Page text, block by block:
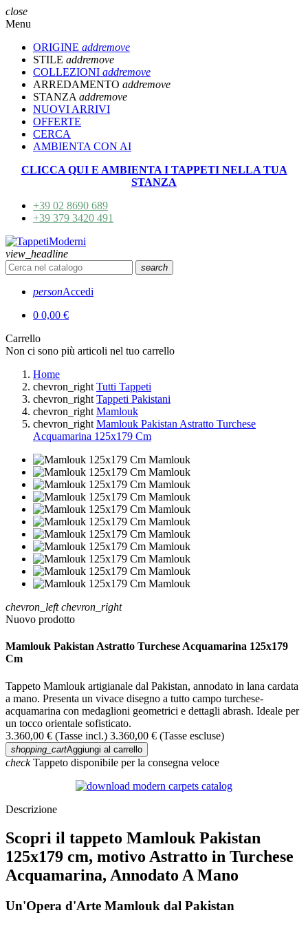
close
Menu
ORIGINE addremove
STILE addremove
COLLEZIONI addremove
ARREDAMENTO addremove
STANZA addremove
NUOVI ARRIVI
OFFERTE
CERCA
AMBIENTA CON AI
CLICCA QUI E AMBIENTA I TAPPETI NELLA TUA
STANZA
+39 02 8690 689
+39 379 3420 491
view_headline
search
personAccedi
0 0,00 €
Carrello
Non ci sono più articoli nel tuo carrello
Home
chevron_right Tutti Tappeti
chevron_right Tappeti Pakistani
chevron_right Mamlouk
chevron_right Mamlouk Pakistan Astratto Turchese
Acquamarina 125x179 Cm
chevron_left chevron_right
Nuovo prodotto
Mamlouk Pakistan Astratto Turchese Acquamarina 125x179
Cm
Tappeto Mamlouk artigianale dal Pakistan, annodato in lana cardata
a mano. Presenta un vivace disegno a tutto campo turchese-
acquamarina con medaglioni geometrici e dettagli abrash. Ideale per
un tocco orientale sofisticato.
3.360,00 € (Tasse incl.) 3.360,00 € (Tasse escluse)
shopping_cartAggiungi al carrello
checkTappeto disponibile per la consegna veloce
Descrizione
Scopri il tappeto Mamlouk Pakistan
125x179 cm, motivo Astratto in Turchese
Acquamarina, Annodato A Mano
Un'Opera d'Arte Mamlouk dal Pakistan